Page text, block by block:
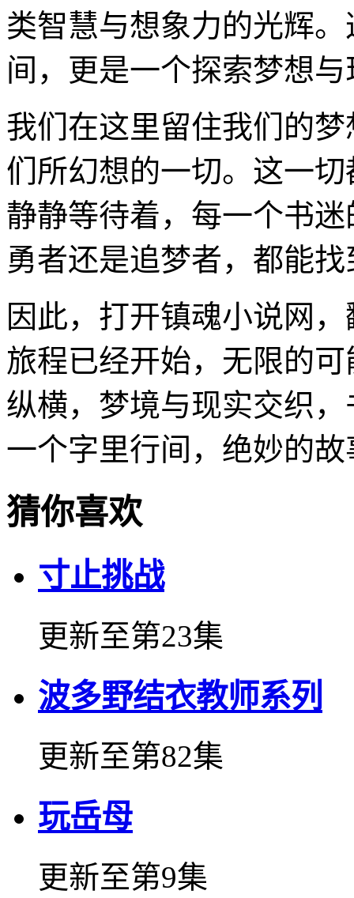
类智慧与想象力的光辉
间，更是一个探索梦想
我们在这里留住我们的
们所幻想的一切。这一
静静等待着，每一个书
勇者还是追梦者，都能
因此，打开镇魂小说网
旅程已经开始，无限的
纵横，梦境与现实交织
一个字里行间，绝妙的
猜你喜欢
寸止挑战
更新至第23集
波多野结衣教师系列
更新至第82集
玩岳母
更新至第9集